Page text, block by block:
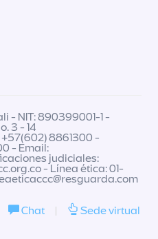
- NIT: 890399001-1 -
3 - 14
8861300 -
- Email:
judiciales:
- Línea ética: 01-
Chat | Sede virtual